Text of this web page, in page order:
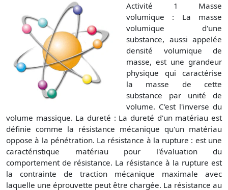
Activité 1 Masse
volumique : La masse
volumique d'une
substance, aussi appelée
densité volumique de
masse, est une grandeur
physique qui caractérise
la masse de cette
substance par unité de
volume. C'est l'inverse du
volume massique. La dureté : La dureté d'un matériau est
définie comme la résistance mécanique qu'un matériau
oppose à la pénétration. La résistance à la rupture : est une
caractéristique matériau pour l'évaluation du
comportement de résistance. La résistance à la rupture est
la contrainte de traction mécanique maximale avec
laquelle une éprouvette peut être chargée. La résistance au